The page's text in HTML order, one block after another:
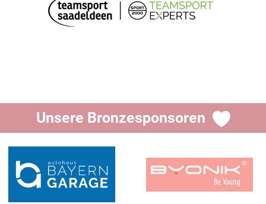
Unsere Bronzesponsoren